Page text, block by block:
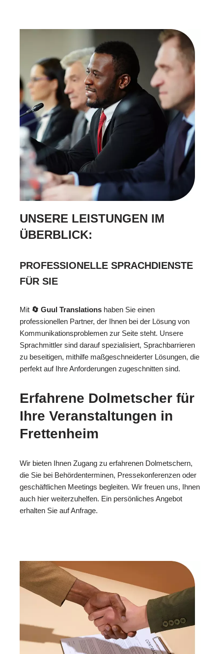
UNSERE LEISTUNGEN IM
ÜBERBLICK:
PROFESSIONELLE SPRACHDIENSTE
FÜR SIE
Mit 🔄 Guul Translations haben Sie einen
professionellen Partner, der Ihnen bei der Lösung von
Kommunikationsproblemen zur Seite steht. Unsere
Sprachmittler sind darauf spezialisiert, Sprachbarrieren
zu beseitigen, mithilfe maßgeschneiderter Lösungen, die
perfekt auf Ihre Anforderungen zugeschnitten sind.
Erfahrene Dolmetscher für
Ihre Veranstaltungen in
Frettenheim
Wir bieten Ihnen Zugang zu erfahrenen Dolmetschern,
die Sie bei Behördenterminen, Pressekonferenzen oder
geschäftlichen Meetings begleiten. Wir freuen uns, Ihnen
auch hier weiterzuhelfen. Ein persönliches Angebot
erhalten Sie auf Anfrage.